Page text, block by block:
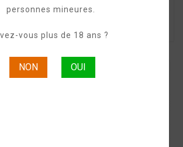
personnes mineures.
vous plus de 18 ans ?
NON OUI